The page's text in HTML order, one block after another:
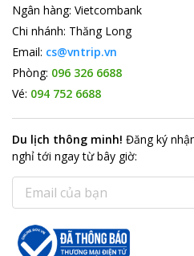
Ngân hàng: Vietcombank
Chi nhánh: Thăng Long
Email: cs@vntrip.vn
Phòng: 096 326 6688
Vé: 094 752 6688
Du lịch thông minh! Đăng ký
nghỉ tới ngay từ bây giờ: